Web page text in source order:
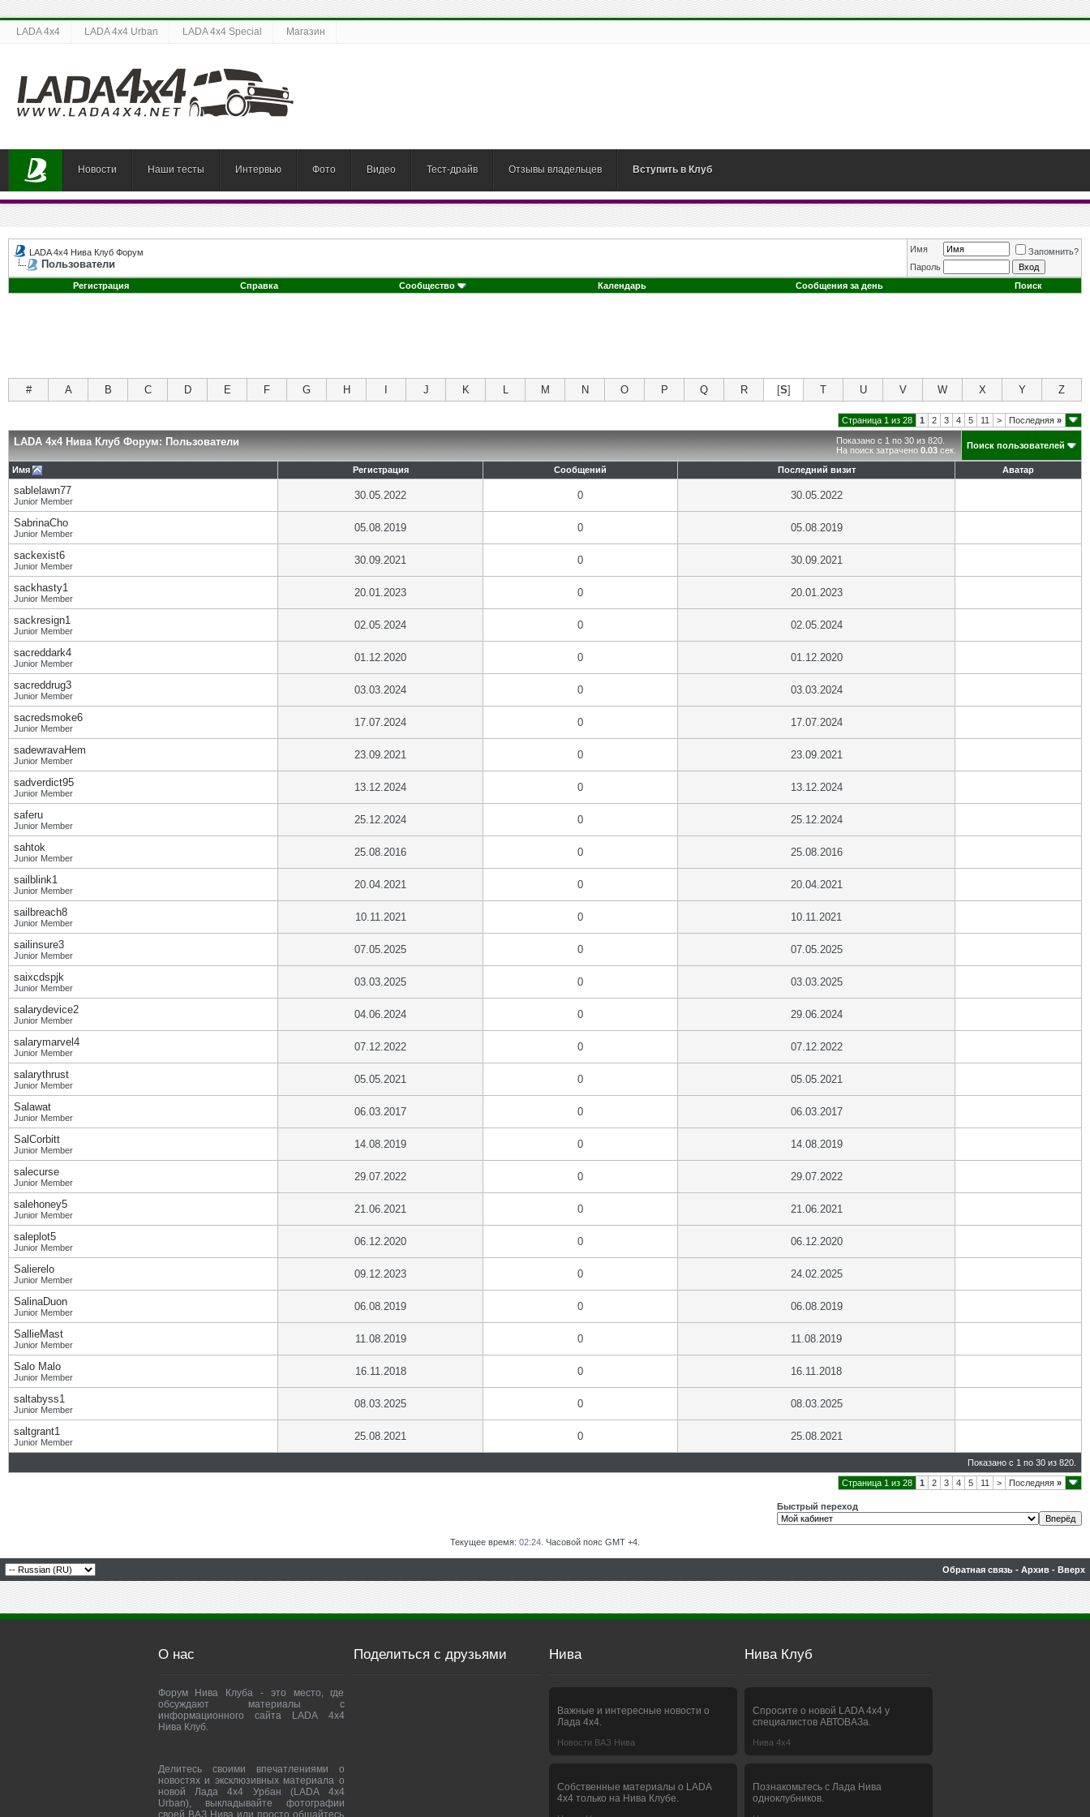
LADA 4x4 LADA 4x4 Urban LADA 4x4 Special Магазин
Новости Наши тесты Интервью Фото Видео Тест-драйв Отзывы владельцев Вступить в Клуб
LADA 4x4 Нива Клуб Форум
Пользователи
Имя
Запомнить?
Пароль
Регистрация
Справка Сообщество Календарь Сообщения за день Поиск
# A B C D E F G H J K L M N O P Q R [S] T U V W X Y Z
Страница 1 из 28 1 2 3 4 5 11 > Последняя »
Показано с 1 по 30 из 820.
На поиск затрачено 0.03 сек.
LADA 4x4 Нива Клуб Форум: Пользователи Поиск пользователей
Имя Регистрация Сообщений Последний визит Аватар
sablelawn77
Junior Member 30.05.2022 0 30.05.2022
SabrinaCho
Junior Member 05.08.2019 0 05.08.2019
sackexist6
Junior Member 30.09.2021 0 30.09.2021
sackhasty1
Junior Member 20.01.2023 0 20.01.2023
sackresign1
Junior Member 02.05.2024 0 02.05.2024
sacreddark4
Junior Member 01.12.2020 0 01.12.2020
sacreddrug3
Junior Member 03.03.2024 0 03.03.2024
sacredsmoke6
Junior Member 17.07.2024 0 17.07.2024
sadewravaHem
Junior Member 23.09.2021 0 23.09.2021
sadverdict95
Junior Member 13.12.2024 0 13.12.2024
saferu
Junior Member 25.12.2024 0 25.12.2024
sahtok
Junior Member 25.08.2016 0 25.08.2016
sailblink1
Junior Member 20.04.2021 0 20.04.2021
sailbreach8
Junior Member 10.11.2021 0 10.11.2021
sailinsure3
Junior Member 07.05.2025 0 07.05.2025
saixcdspjk
Junior Member 03.03.2025 0 03.03.2025
salarydevice2
Junior Member 04.06.2024 0 29.06.2024
salarymarvel4
Junior Member 07.12.2022 0 07.12.2022
salarythrust
Junior Member 05.05.2021 0 05.05.2021
Salawat
Junior Member 06.03.2017 0 06.03.2017
SalCorbitt
Junior Member 14.08.2019 0 14.08.2019
salecurse
Junior Member 29.07.2022 0 29.07.2022
salehoney5
Junior Member 21.06.2021 0 21.06.2021
saleplot5
Junior Member 06.12.2020 0 06.12.2020
Salierelo
Junior Member 09.12.2023 0 24.02.2025
SalinaDuon
Junior Member 06.08.2019 0 06.08.2019
SallieMast
Junior Member 11.08.2019 0 11.08.2019
Salo Malo
Junior Member 16.11.2018 0 16.11.2018
saltabyss1
Junior Member 08.03.2025 0 08.03.2025
saltgrant1
Junior Member 25.08.2021 0 25.08.2021
Показано с 1 по 30 из 820.
Страница 1 из 28 1 2 3 4 5 11 > Последняя »
Быстрый переход
Текущее время: 02:24 . Часовой пояс GMT +4.
Обратная связь - Архив - Вверх
О нас
Форум Нива Клуба - это место, где
обсуждают материалы с
информационного сайта LADA 4x4
Нива Клуб.
Делитесь своими впечатлениями о
новостях и эксклюзивных материала о
новой Лада 4х4 Урбан (LADA 4x4
Urban), выкладывайте фотографии
своей ВАЗ Нива или просто общайтесь
Поделиться с друзьями Нива
Важные и интересные новости о
Лада 4х4.
Новости ВАЗ Нива
Собственные материалы о LADA
4x4 только на Нива Клубе.
Нива Клуб
Спросите о новой LADA 4x4 у
специалистов АВТОВАЗа.
Нива 4х4
Познакомьтесь с Лада Нива
одноклубников.